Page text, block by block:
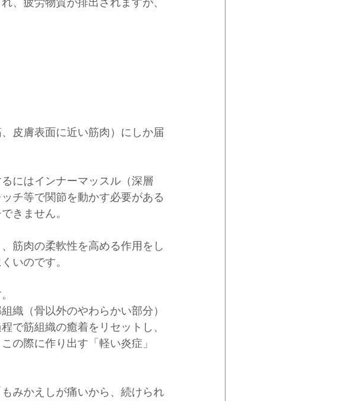
皮膚表面に近い筋肉）にしか届
にはインナーマッスル（深層
チ等で関節を動かす必要がある
きません。
筋肉の柔軟性を高める作用をし
いのです。
織（骨以外のやわらかい部分）
で筋組織の癒着をリセットし、
の際に作り出す「軽い炎症」
みかえしが痛いから、続けられ